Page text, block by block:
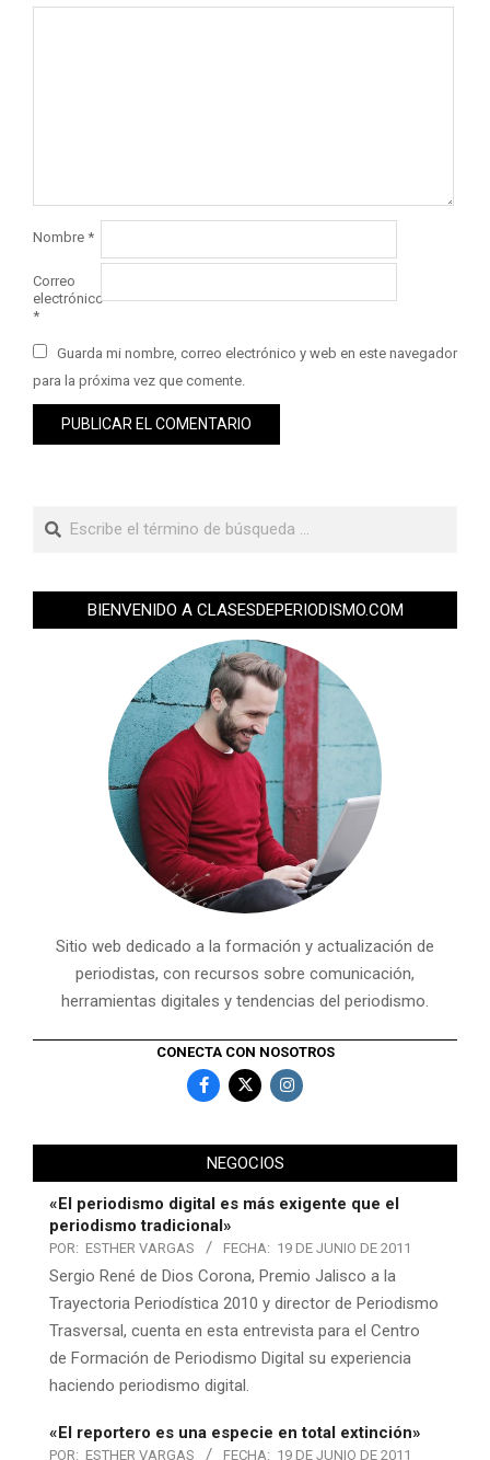
Nombre *
Correo
electrónico
*
Guarda mi nombre, correo electrónico y web en este navegador
para la próxima vez que comente.
BIENVENIDO A CLASESDEPERIODISMO.COM
Sitio web dedicado a la formación y actualización de
periodistas, con recursos sobre comunicación,
herramientas digitales y tendencias del periodismo.
CONECTA CON NOSOTROS
NEGOCIOS
«El periodismo digital es más exigente que el
periodismo tradicional»
POR: ESTHER VARGAS FECHA: 19 DE JUNIO DE 2011
Sergio René de Dios Corona, Premio Jalisco a la
Trayectoria Periodística 2010 y director de Periodismo
Trasversal, cuenta en esta entrevista para el Centro
de Formación de Periodismo Digital su experiencia
haciendo periodismo digital.
«El reportero es una especie en total extinción»
POR: ESTHER VARGAS FECHA: 19 DE JUNIO DE 2011